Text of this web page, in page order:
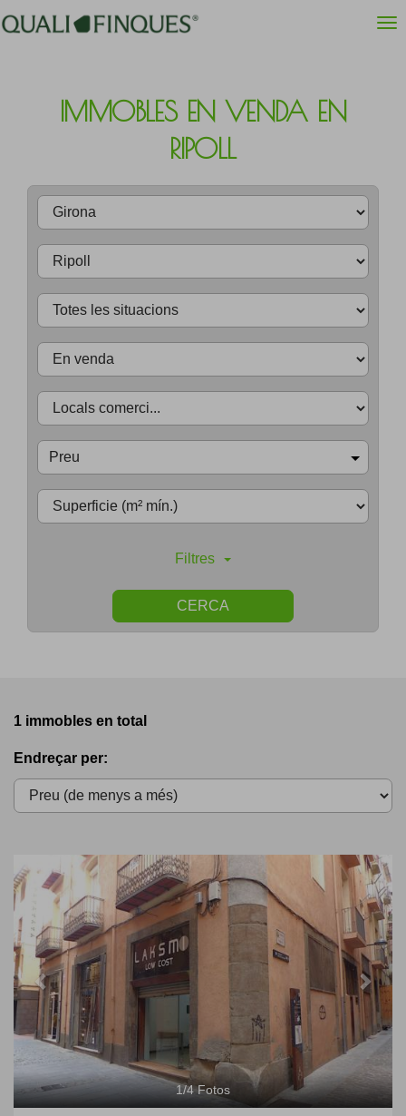
IMMOBLES EN VENDA EN
RIPOLL
Preu
Filtres
CERCA
1 immobles en total
Endreçar per:
Previous Next
1/4Fotos